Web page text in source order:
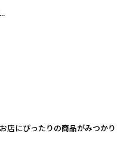
お店にぴったりの商品がみつかり